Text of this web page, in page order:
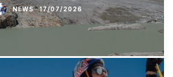
NEWS · 17/07/2026